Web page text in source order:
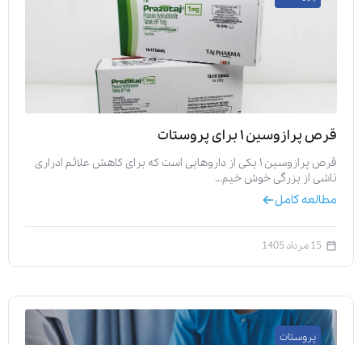
قرص پرازوسین ۱ برای پروستات
قرص پرازوسین ۱ یکی از داروهایی است که برای کاهش علائم ادراری
ناشی از بزرگی خوش خیم…
مطالعه کامل
15 مرداد 1405
پروستات